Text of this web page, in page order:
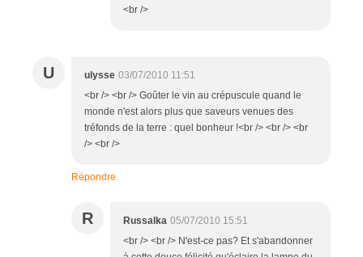
<br />
U ulysse 03/07/2010 11:51
<br /> <br /> Goûter le vin au crépuscule quand le
monde n'est alors plus que saveurs venues des
tréfonds de la terre : quel bonheur !<br /> <br /> <br
/> <br />
Répondre
R Russalka 05/07/2010 15:51
<br /> <br /> N'est-ce pas? Et s'abandonner